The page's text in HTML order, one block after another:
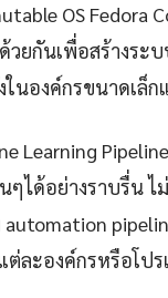
OS Fedora
วยกันเพื่อสร้างร
ในองค์กรขนาดเล็
Learning
ได้อย่างราบรื่น ไ
ละองค์กรหรือโปร